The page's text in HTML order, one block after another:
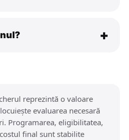
reprezintă o valoare
evaluarea necesară
Programarea, eligibilitatea,
final sunt stabilite